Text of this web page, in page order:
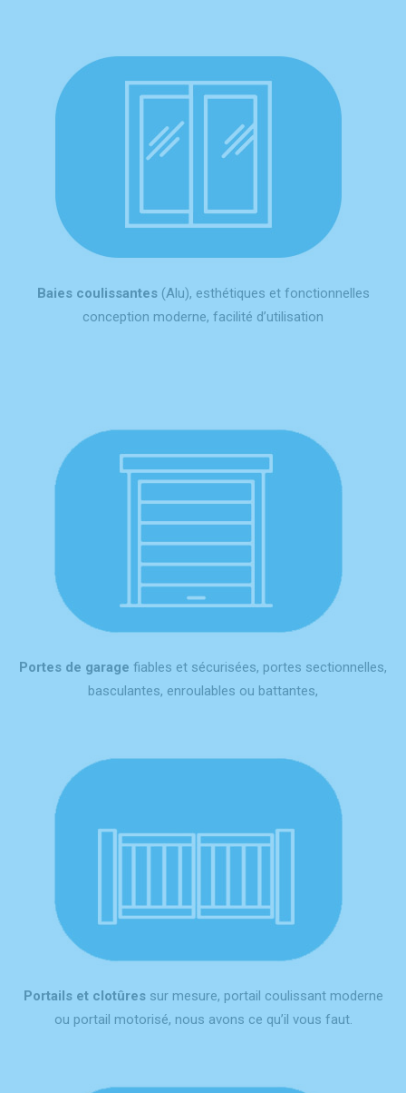
Baies coulissantes(Alu), esthétiques et fonctionnelles
conception moderne, facilité d’utilisation
Portes de garage fiables et sécurisées, portes sectionnelles,
basculantes, enroulables ou battantes,
Portails et clotûressur mesure, portail coulissant moderne
ou portail motorisé, nous avons ce qu’il vous faut.